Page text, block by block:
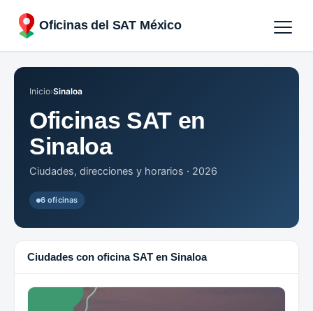
Oficinas del SAT México
Inicio›Sinaloa
Oficinas SAT en
Sinaloa
Ciudades, direcciones y horarios · 2026
6 oficinas
Ciudades con oficina SAT en Sinaloa